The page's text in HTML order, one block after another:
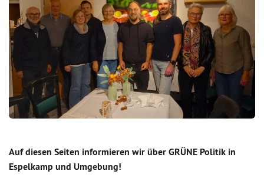
Auf diesen Seiten informieren wir über GRÜNE Politik in
Espelkamp und Umgebung!